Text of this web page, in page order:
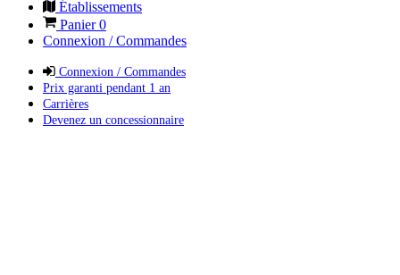
Établissements
Panier0
Connexion / Commandes
Connexion / Commandes
Prix garanti pendant 1 an
Carrières
Devenez un concessionnaire